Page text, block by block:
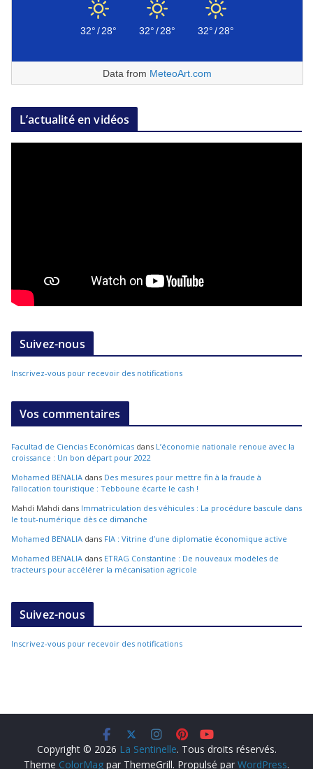
32°/28° 32°/28° 32°/28°
Data from MeteoArt.com
L’actualité en vidéos
Suivez-nous
Inscrivez-vous pour recevoir des notifications
Vos commentaires
Facultad de Ciencias Económicas dans L’économie nationale renoue avec la
croissance : Un bon départ pour 2022
Mohamed BENALIA dans Des mesures pour mettre fin à la fraude à
l’allocation touristique : Tebboune écarte le cash !
Mahdi Mahdi dans Immatriculation des véhicules : La procédure bascule dans
le tout-numérique dès ce dimanche
Mohamed BENALIA dans FIA : Vitrine d’une diplomatie économique active
Mohamed BENALIA dans ETRAG Constantine : De nouveaux modèles de
tracteurs pour accélérer la mécanisation agricole
Suivez-nous
Inscrivez-vous pour recevoir des notifications
Copyright © 2026 La Sentinelle. Tous droits réservés.
Theme ColorMag par ThemeGrill. Propulsé par WordPress.